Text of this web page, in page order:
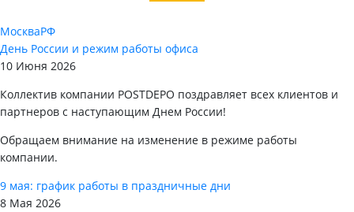
МоскваРФ
День России и режим работы офиса
10 Июня 2026
Коллектив компании POSTDEPO поздравляет всех клиентов и
партнеров с наступающим Днем России!
Обращаем внимание на изменение в режиме работы
компании.
9 мая: график работы в праздничные дни
8 Мая 2026